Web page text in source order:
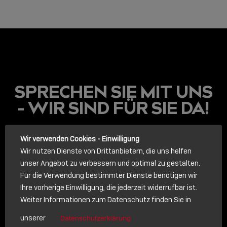
LINDY ACADEMY
JETZT ONLINE
VERFÜGBAR: DIE
LINDY ACADEMY –
WISSEN, DAS
VERBINDET!
SPRECHEN SIE MIT UNS
- WIR SIND FÜR SIE DA!
ANRUF
Wir verwenden Cookies - Einwilligung
Wir nutzen Dienste von Drittanbietern, die uns helfen
unser Angebot zu verbessern und optimal zu gestalten.
Für die Verwendung bestimmter Dienste benötigen wir
Ihre vorherige Einwilligung, die jederzeit widerrufbar ist.
Weiter Informationen zum Datenschutz finden Sie in
unserer
Datenschutzerklärung